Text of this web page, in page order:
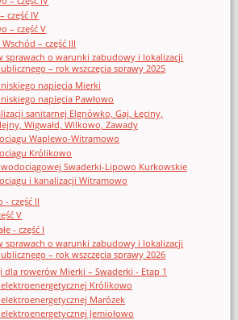
część IV
– część V
– część III
sprawach o warunki zabudowy i lokalizacji
– rok wszczęcia sprawy 2025
napięcia Mierki
napięcia Pawłowo
sanitarnej Elgnówko, Gaj, Łęciny,
Wigwałd, Wilkowo, Zawady
Waplewo-Witramowo
Królikowo
Swaderki-Lipowo Kurkowskie
i kanalizacji Witramowo
- część II
V
- część I
sprawach o warunki zabudowy i lokalizacji
– rok wszczęcia sprawy 2026
dla rowerów Mierki – Swaderki - Etap 1
Królikowo
Marózek
Jemiołowo